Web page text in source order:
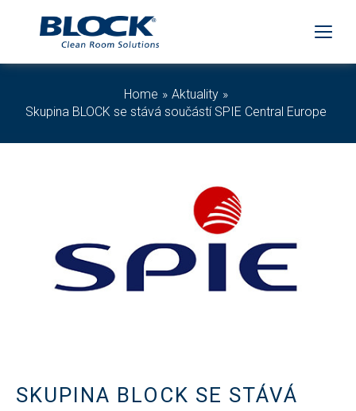
Home
Aktuality
Skupina BLOCK se stává součástí SPIE Central Europe
SKUPINA BLOCK SE STÁVÁ